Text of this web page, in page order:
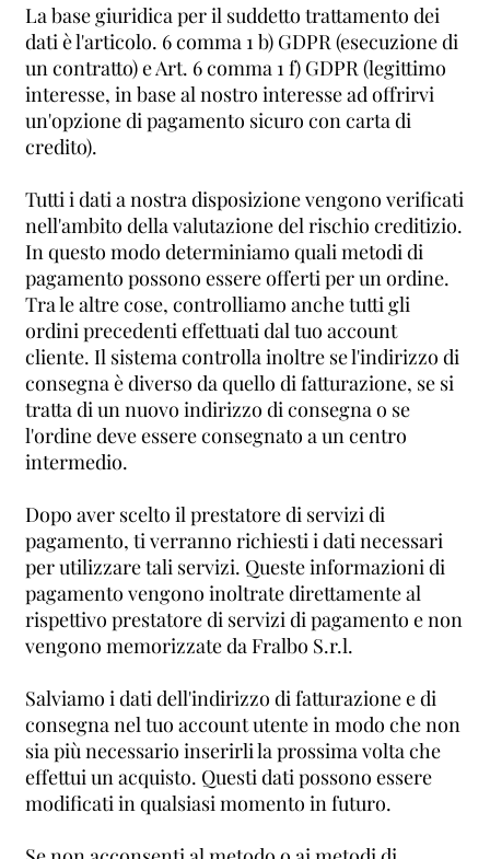
La base giuridica per il suddetto trattamento dei
dati è l'articolo. 6 comma 1 b) GDPR (esecuzione di
un contratto) e Art. 6 comma 1 f) GDPR (legittimo
interesse, in base al nostro interesse ad offrirvi
un'opzione di pagamento sicuro con carta di
credito).
Tutti i dati a nostra disposizione vengono verificati
nell'ambito della valutazione del rischio creditizio.
In questo modo determiniamo quali metodi di
pagamento possono essere offerti per un ordine.
Tra le altre cose, controlliamo anche tutti gli
ordini precedenti effettuati dal tuo account
cliente. Il sistema controlla inoltre se l'indirizzo di
consegna è diverso da quello di fatturazione, se si
tratta di un nuovo indirizzo di consegna o se
l'ordine deve essere consegnato a un centro
intermedio.
Dopo aver scelto il prestatore di servizi di
pagamento, ti verranno richiesti i dati necessari
per utilizzare tali servizi. Queste informazioni di
pagamento vengono inoltrate direttamente al
rispettivo prestatore di servizi di pagamento e non
vengono memorizzate da Fralbo S.r.l.
Salviamo i dati dell'indirizzo di fatturazione e di
consegna nel tuo account utente in modo che non
sia più necessario inserirli la prossima volta che
effettui un acquisto. Questi dati possono essere
modificati in qualsiasi momento in futuro.